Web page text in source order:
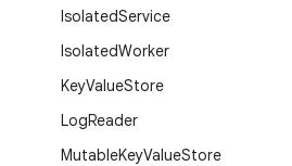
IsolatedService
IsolatedWorker
KeyValueStore
LogReader
MutableKeyValueStore